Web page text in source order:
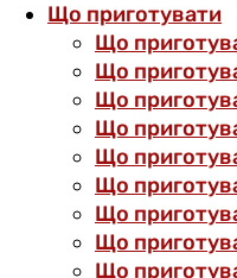
Що приготувати
Що
Що
Що
Що
Що
Що
Що
Що
Що